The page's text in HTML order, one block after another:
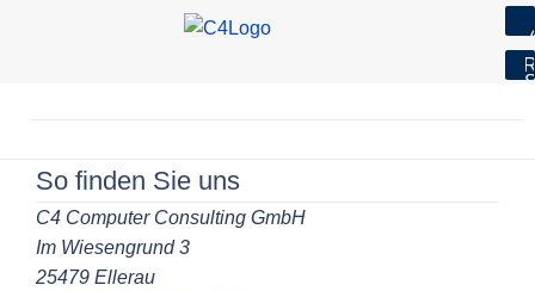
So finden Sie uns
C4 Computer Consulting GmbH
Im Wiesengrund 3
25479 Ellerau